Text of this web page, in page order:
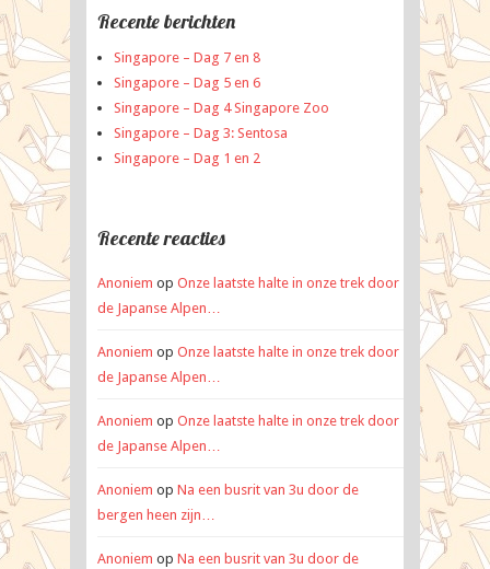
Recente berichten
Singapore – Dag 7 en 8
Singapore – Dag 5 en 6
Singapore – Dag 4 Singapore Zoo
Singapore – Dag 3: Sentosa
Singapore – Dag 1 en 2
Recente reacties
Anoniem op Onze laatste halte in onze trek door
de Japanse Alpen…
Anoniem op Onze laatste halte in onze trek door
de Japanse Alpen…
Anoniem op Onze laatste halte in onze trek door
de Japanse Alpen…
Anoniem op Na een busrit van 3u door de
bergen heen zijn…
Anoniem op Na een busrit van 3u door de